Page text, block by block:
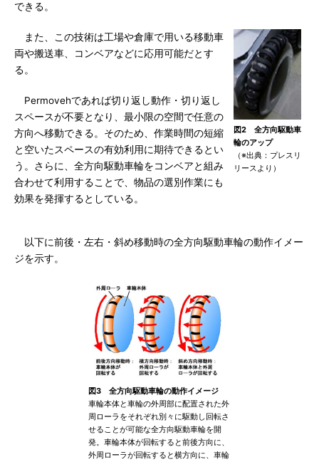
できる。
図2 全方向駆動車
輪のアップ
（※出典：プレスリ
リースより）
また、この技術は工場や倉庫で用いる移動車
両や搬送車、コンベアなどに応用可能だとす
る。
Permovehであれば切り返し動作・切り返し
スペースが不要となり、最小限の空間で任意の
方向へ移動できる。そのため、作業時間の短縮
と空いたスペースの有効利用に期待できるとい
う。さらに、全方向駆動車輪をコンベアと組み
合わせて利用することで、物品の選別作業にも
効果を発揮するとしている。
以下に前後・左右・斜め移動時の全方向駆動車輪の動作イメー
ジを示す。
図3 全方向駆動車輪の動作イメージ
車輪本体と車輪の外周部に配置された外
周ローラをそれぞれ別々に駆動し回転さ
せることが可能な全方向駆動車輪を開
発。車輪本体が回転すると前後方向に、
外周ローラが回転すると横方向に、車輪